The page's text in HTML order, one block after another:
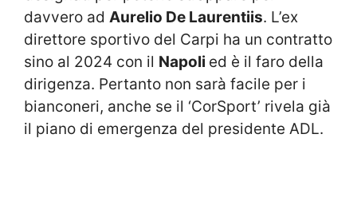
davvero ad Aurelio De Laurentiis. L’ex
direttore sportivo del Carpi ha un contratto
sino al 2024 con il Napoli ed è il faro della
dirigenza. Pertanto non sarà facile per i
bianconeri, anche se il ‘CorSport’ rivela già
il piano di emergenza del presidente ADL.